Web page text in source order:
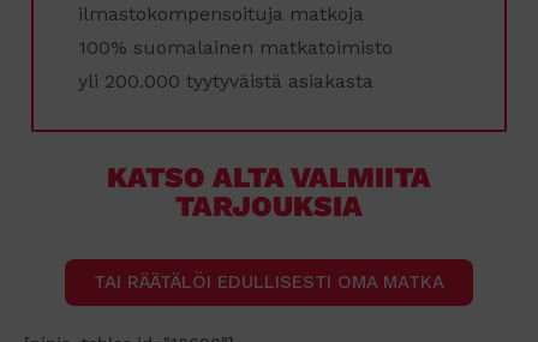
ilmastokompensoituja matkoja
100% suomalainen matkatoimisto
yli 200.000 tyytyväistä asiakasta
KATSO ALTA VALMIITA
TARJOUKSIA
TAI RÄÄTÄLÖI EDULLISESTI OMA MATKA